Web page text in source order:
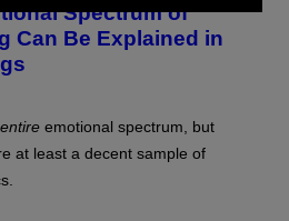
Spectrum of
Can Be Explained in
entire emotional spectrum, but
at least a decent sample of